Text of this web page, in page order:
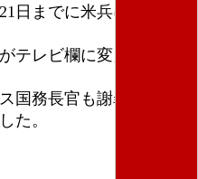
日までに米兵による性
テレビ欄に変えて発表
国務長官も謝罪した。
た。